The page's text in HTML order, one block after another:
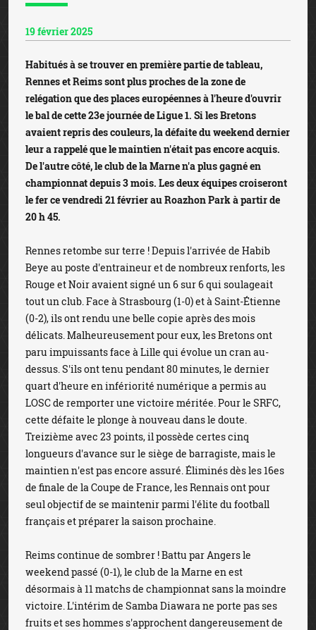
19 février 2025
Habitués à se trouver en première partie de tableau,
Rennes et Reims sont plus proches de la zone de
relégation que des places européennes à l'heure d'ouvrir
le bal de cette 23e journée de Ligue 1. Si les Bretons
avaient repris des couleurs, la défaite du weekend dernier
leur a rappelé que le maintien n'était pas encore acquis.
De l'autre côté, le club de la Marne n'a plus gagné en
championnat depuis 3 mois. Les deux équipes croiseront
le fer ce vendredi 21 février au Roazhon Park à partir de
20 h 45.
Rennes retombe sur terre ! Depuis l'arrivée de Habib
Beye au poste d'entraineur et de nombreux renforts, les
Rouge et Noir avaient signé un 6 sur 6 qui soulageait
tout un club. Face à Strasbourg (1-0) et à Saint-Étienne
(0-2), ils ont rendu une belle copie après des mois
délicats. Malheureusement pour eux, les Bretons ont
paru impuissants face à Lille qui évolue un cran au-
dessus. S'ils ont tenu pendant 80 minutes, le dernier
quart d'heure en infériorité numérique a permis au
LOSC de remporter une victoire méritée. Pour le SRFC,
cette défaite le plonge à nouveau dans le doute.
Treizième avec 23 points, il possède certes cinq
longueurs d'avance sur le siège de barragiste, mais le
maintien n'est pas encore assuré. Éliminés dès les 16es
de finale de la Coupe de France, les Rennais ont pour
seul objectif de se maintenir parmi l'élite du football
français et préparer la saison prochaine.
Reims continue de sombrer ! Battu par Angers le
weekend passé (0-1), le club de la Marne en est
désormais à 11 matchs de championnat sans la moindre
victoire. L'intérim de Samba Diawara ne porte pas ses
fruits et ses hommes s'approchent dangereusement de